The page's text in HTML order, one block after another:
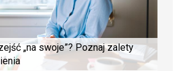
„na swoje”? Poznaj zalety